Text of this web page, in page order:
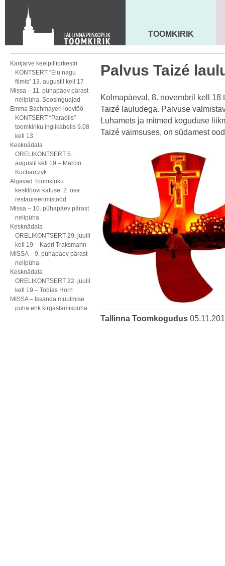
KONTAKT
Toom-Kooli 6, 10130 TALLINN
tallinna.toom@eelk.ee
MAARJA KIRIK
TOOMKIRIK
Karijärve keelpilliorkestri
KONTSERT “Elu nagu
filmis” 13. augustil kell 17
Missa – 11. pühapäev pärast
nelipüha. Soosinguajad
Emma Bachmayeri loovtöö
KONTSERT “Paradiis”
toomkiriku inglikabelis 9.08
kell 13
Kesknädala
ORELIKONTSERT 5.
augustil kell 19 – Marcin
Kucharczyk
Algavad Toomkiriku
kesklöövi katuse 2. osa
restaureerimistööd
Missa – 10. pühapäev pärast
nelipüha
Kesknädala
ORELIKONTSERT 29. juulil
kell 19 – Kadri Traksmann
MISSA – 9. pühapäev pärast
nelipüha
Kesknädala
ORELIKONTSERT 22. juulil
kell 19 – Tobias Horn
MISSA – Issanda muutmise
püha ehk kirgastamispüha
Palvus Taizé
Kolmapäeval, 8. novembril kell
Taizé lauludega. Palvuse
Luhamets ja mitmed koguduse
Taizé vaimsuses, on südamest
Tallinna Toomkogudus